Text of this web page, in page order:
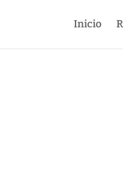
Inicio